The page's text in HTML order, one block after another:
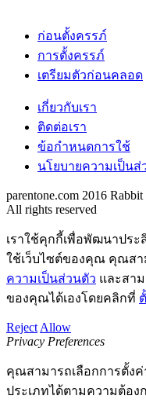
ก่อนตั้งครรภ์
การตั้งครรภ์
เตรียมตัวก่อนคลอด
เกี่ยวกับเรา
ติดต่อเรา
ข้อกำหนดการใช้
นโยบายความเป็นส่
parentone.com 2016
All rights reserved
เราใช้คุกกี้เพื่อพัฒนาปร
ใช้เว็บไซต์ของคุณ คุณสา
ความเป็นส่วนตัว และสา
ของคุณได้เองโดยคลิกที่
Reject Allow
Privacy Preferences
คุณสามารถเลือกการตั้ง
ประเภทได้ตามความต้อง